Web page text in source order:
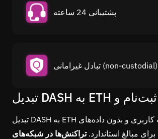
پشتیبانی 24 ساعته
تبادل غیرامانی (non-custodial)
تبدیل DASH به ETH بدون حساب کاربری و بدون داده‌های
مبالغ استاندارد.تراکنش‌ها در شبکه‌های DASH و